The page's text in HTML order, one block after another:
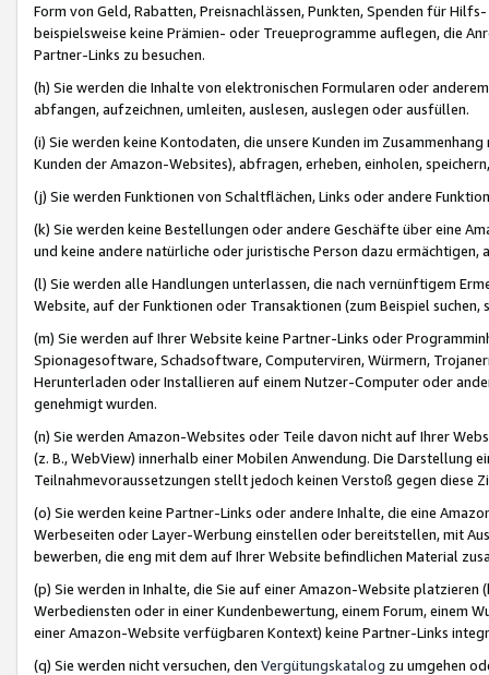
Form von Geld, Rabatten, Preisnachlässen, Punkten, Spenden für
beispielsweise keine Prämien- oder Treueprogramme auflegen, die
Partner-Links zu besuchen.
(h) Sie werden die Inhalte von elektronischen Formularen oder
abfangen, aufzeichnen, umleiten, auslesen, auslegen oder ausfüllen.
(i) Sie werden keine Kontodaten, die unsere Kunden im
Kunden der Amazon-Websites), abfragen, erheben, einholen,
(j) Sie werden Funktionen von Schaltflächen, Links oder andere
(k) Sie werden keine Bestellungen oder andere Geschäfte über eine
und keine andere natürliche oder juristische Person dazu
(l) Sie werden alle Handlungen unterlassen, die nach vernünftigem
Website, auf der Funktionen oder Transaktionen (zum Beispiel
(m) Sie werden auf Ihrer Website keine Partner-Links oder
Spionagesoftware, Schadsoftware, Computerviren, Würmern,
Herunterladen oder Installieren auf einem Nutzer-Computer oder
genehmigt wurden.
(n) Sie werden Amazon-Websites oder Teile davon nicht auf Ihrer
(z. B., WebView) innerhalb einer Mobilen Anwendung. Die Darstellung
Teilnahmevoraussetzungen stellt jedoch keinen Verstoß gegen diese
(o) Sie werden keine Partner-Links oder andere Inhalte, die eine
Werbeseiten oder Layer-Werbung einstellen oder bereitstellen, mit
bewerben, die eng mit dem auf Ihrer Website befindlichen Material
(p) Sie werden in Inhalte, die Sie auf einer Amazon-Website
Werbediensten oder in einer Kundenbewertung, einem Forum, einem
einer Amazon-Website verfügbaren Kontext) keine Partner-Links
(q) Sie werden nicht versuchen, den Vergütungskatalog zu umgehen